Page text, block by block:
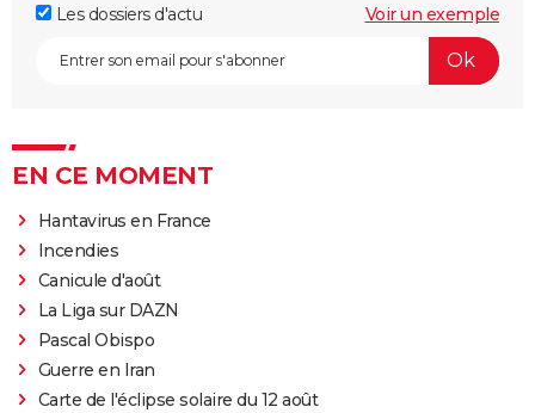
Les dossiers d'actu
Voir un exemple
EN CE MOMENT
Hantavirus en France
Incendies
Canicule d'août
La Liga sur DAZN
Pascal Obispo
Guerre en Iran
Carte de l'éclipse solaire du 12 août